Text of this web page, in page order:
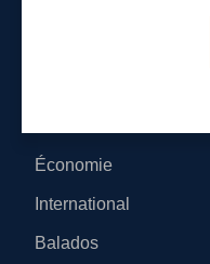
Économie
International
Balados